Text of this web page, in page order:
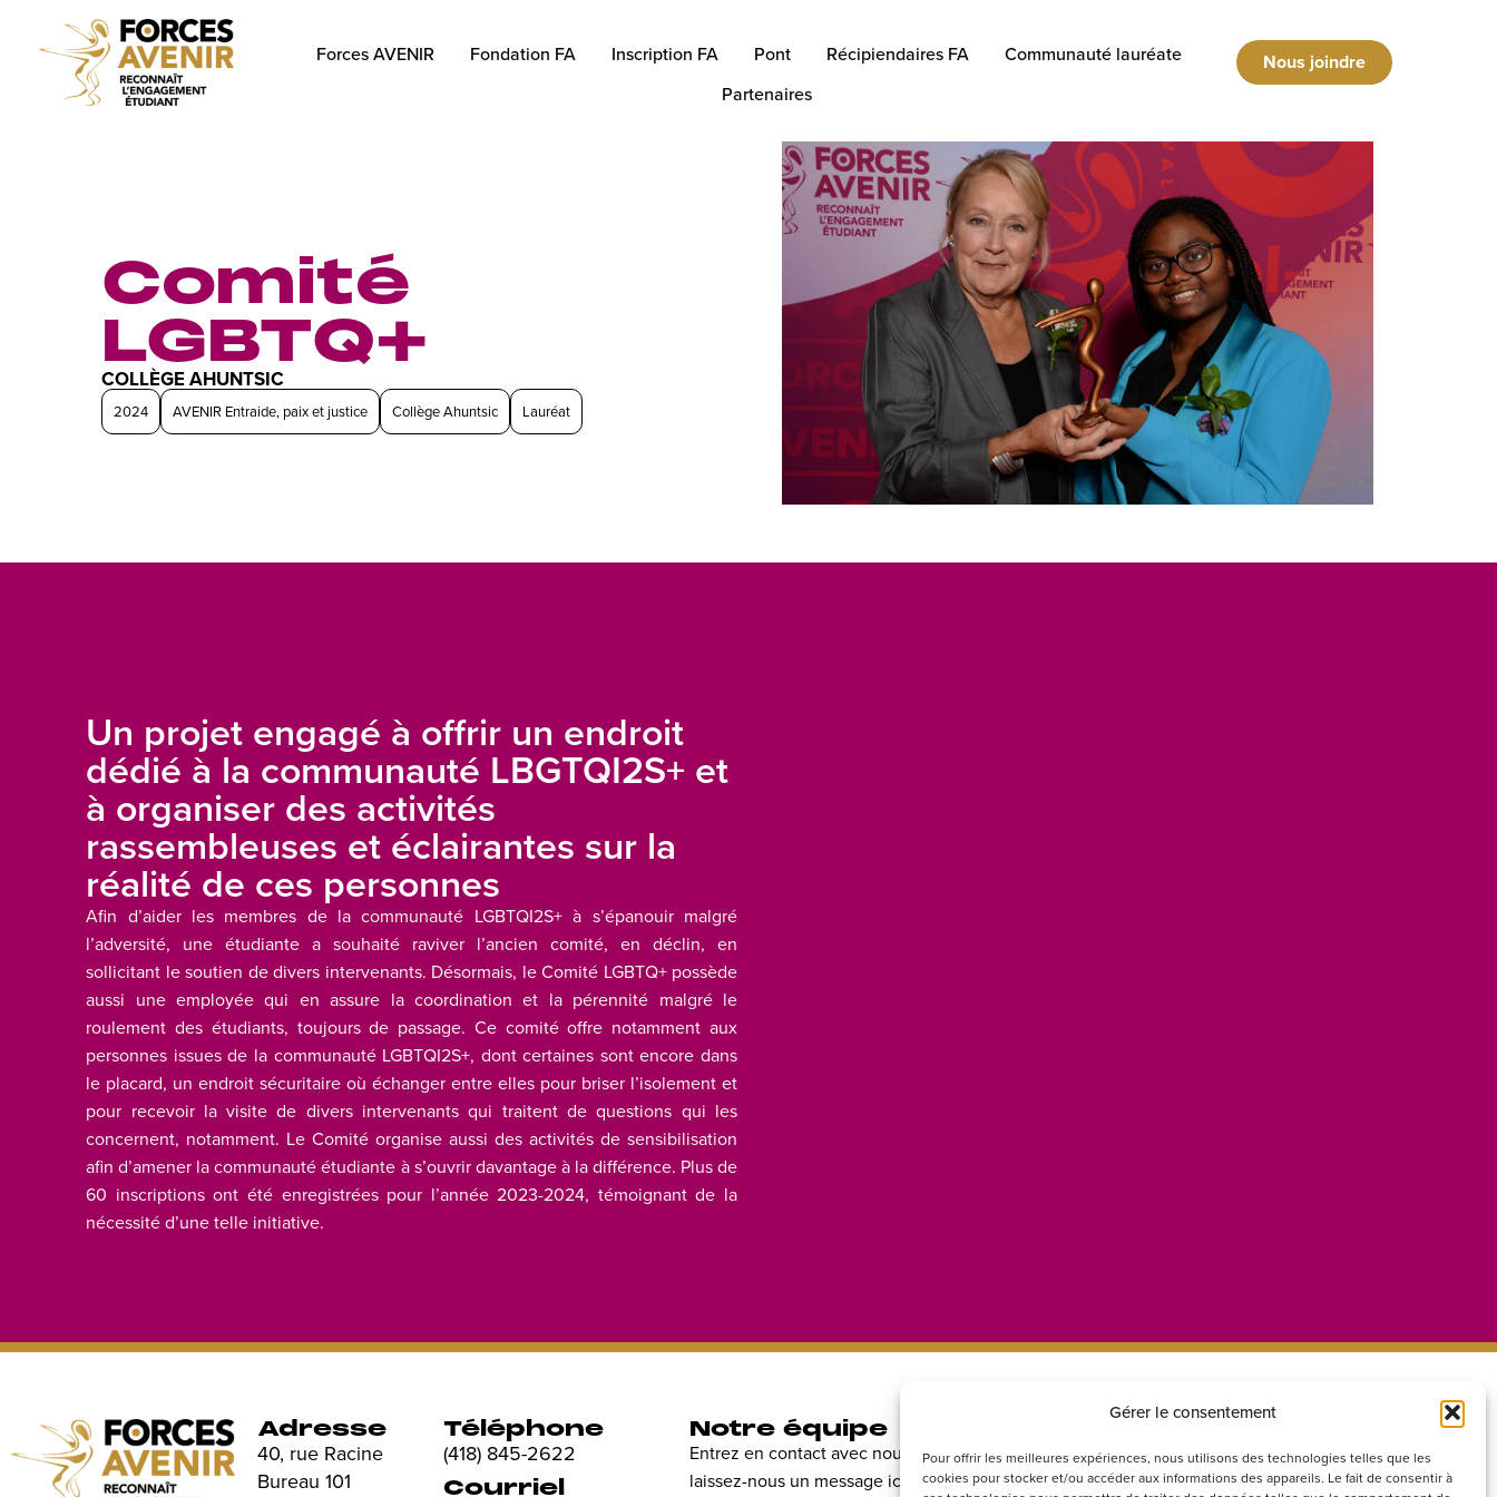
Gérer le consentement
Pour offrir les meilleures expériences, nous utilisons des technologies telles que les
cookies pour stocker et/ou accéder aux informations des appareils. Le fait de consentir à
Forces AVENIR Fondation FA Inscription FA Pont Récipiendaires FA
Communauté lauréate
Partenaires
Nous joindre
Comité
LGBTQ+
COLLÈGE AHUNTSIC
2024 AVENIR Entraide, paix et justice Collège Ahuntsic Lauréat
Un projet engagé à offrir un endroit
dédié à la communauté LBGTQI2S+ et
à organiser des activités
rassembleuses et éclairantes sur la
réalité de ces personnes
Afin d’aider les membres de la communauté LGBTQI2S+ à s’épanouir malgré
l’adversité, une étudiante a souhaité raviver l’ancien comité, en déclin, en
sollicitant le soutien de divers intervenants. Désormais, le Comité LGBTQ+ possède
aussi une employée qui en assure la coordination et la pérennité malgré le
roulement des étudiants, toujours de passage. Ce comité offre notamment aux
personnes issues de la communauté LGBTQI2S+, dont certaines sont encore dans
le placard, un endroit sécuritaire où échanger entre elles pour briser l’isolement et
pour recevoir la visite de divers intervenants qui traitent de questions qui les
concernent, notamment. Le Comité organise aussi des activités de sensibilisation
afin d’amener la communauté étudiante à s’ouvrir davantage à la différence. Plus de
60 inscriptions ont été enregistrées pour l’année 2023-2024, témoignant de la
nécessité d’une telle initiative.
Adresse
40, rue Racine
Bureau 101
Téléphone
(418) 845-2622
Courriel
Notre équipe
Entrez en contact avec nous et
laissez-nous un message ici.
Découvrez nos offres d’emploi ou
envoyez votre candidature
sociaux